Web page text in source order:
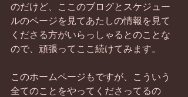
のだけど、ここのブログとスケジュー
ルのページを見てあたしの情報を見て
くださる方がいらっしゃるとのことな
ので、頑張ってここ続けてみます。
このホームページもですが、こういう
全てのことをやってくださってるの